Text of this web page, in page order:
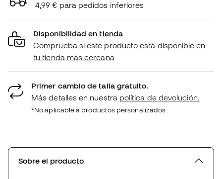
4,99 € para pedidos inferiores
Disponibilidad en tienda
Comprueba si este producto está disponible en
tu tienda más cercana
Primer cambio de talla gratuito.
Más detalles en nuestra política de devolución.
*No aplicable a productos personalizados.
Sobre el producto